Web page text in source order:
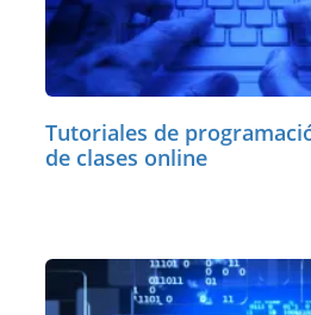
Tutoriales de
de clases online